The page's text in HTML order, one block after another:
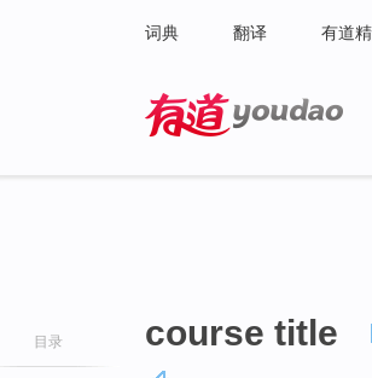
词典 翻译 有道
目录 course title